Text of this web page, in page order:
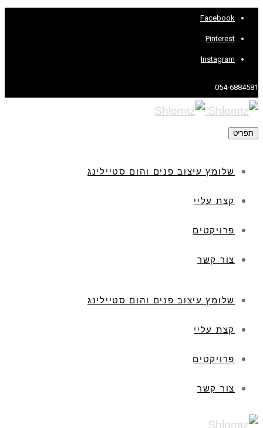
Facebook
Pinterest
Instagram
054-6884581
תפריט
שלומץ עיצוב פנים והום סטיילינג
קצת עליי
פרויקטים
צור קשר
שלומץ עיצוב פנים והום סטיילינג
קצת עליי
פרויקטים
צור קשר